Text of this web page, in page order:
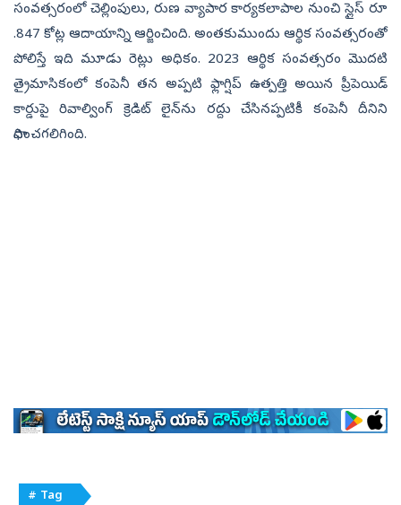
సంవత్సరంలో చెల్లింపులు, రుణ వ్యాపార కార్యకలాపాల నుంచి స్లైస్ రూ
.847 కోట్ల ఆదాయాన్ని ఆర్జించింది. అంతకుముందు ఆర్థిక సంవత్సరంతో
పోలిస్తే ఇది మూడు రెట్లు అధికం. 2023 ఆర్థిక సంవత్సరం మొదటి
త్రైమాసికంలో కంపెనీ తన అప్పటి ఫ్లాగ్షిప్ ఉత్పత్తి అయిన ప్రీపెయిడ్
కార్డుపై రివాల్వింగ్ క్రెడిట్‌ లైన్‌ను రద్దు చేసినప్పటికీ కంపెనీ దీనిని
సాధించగలిగింది.
# Tag